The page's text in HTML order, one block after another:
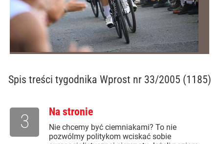
Spis treści tygodnika Wprost nr 33/2005 (1185)
Na stronie
Nie chcemy być ciemniakami? To nie
pozwólmy politykom wciskać sobie
3